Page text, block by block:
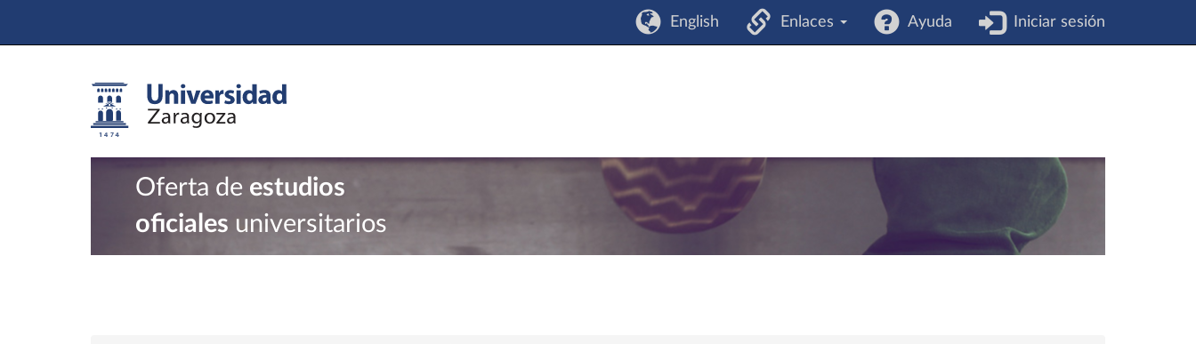
English Enlaces Ayuda Iniciar sesión
Oferta de estudios
oficiales universitarios